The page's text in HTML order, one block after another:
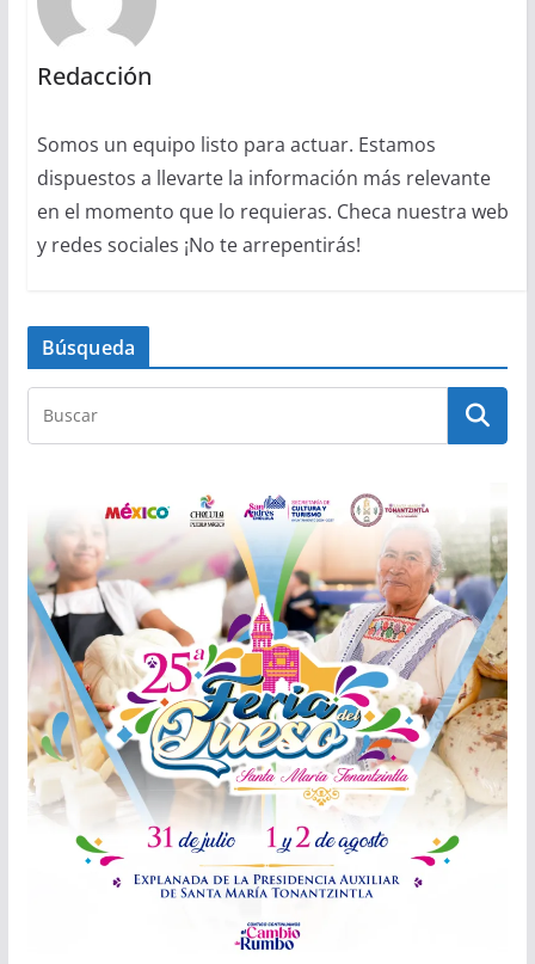
Redacción
Somos un equipo listo para actuar. Estamos
dispuestos a llevarte la información más relevante
en el momento que lo requieras. Checa nuestra web
y redes sociales ¡No te arrepentirás!
Búsqueda